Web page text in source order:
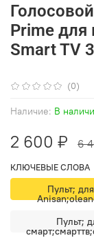
(0)
Наличие: В
Prime для
Smart TV
2 600 ₽ 6
КЛЮЧЕВЫЕ СЛОВА
Пульт;
Пульт;